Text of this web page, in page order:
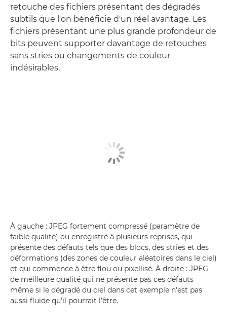
retouche des fichiers présentant des dégradés
subtils que l'on bénéficie d'un réel avantage. Les
fichiers présentant une plus grande profondeur de
bits peuvent supporter davantage de retouches
sans stries ou changements de couleur
indésirables.
À gauche : JPEG fortement compressé (paramètre de
faible qualité) ou enregistré à plusieurs reprises, qui
présente des défauts tels que des blocs, des stries et des
déformations (des zones de couleur aléatoires dans le ciel)
et qui commence à être flou ou pixellisé. À droite : JPEG
de meilleure qualité qui ne présente pas ces défauts
même si le dégradé du ciel dans cet exemple n'est pas
aussi fluide qu'il pourrait l'être.